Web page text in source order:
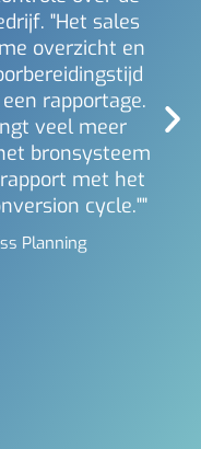
"Het sales
overzicht en
rapportage.
veel meer
bronsysteem
met het
cycle.""
Planning